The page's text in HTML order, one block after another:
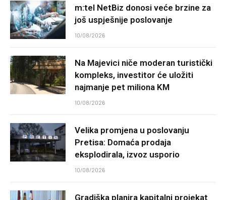
m:tel NetBiz donosi veće brzine za
još uspješnije poslovanje
10/08/2026
Na Majevici niče moderan turistički
kompleks, investitor će uložiti
najmanje pet miliona KM
10/08/2026
Velika promjena u poslovanju
Pretisa: Domaća prodaja
eksplodirala, izvoz usporio
10/08/2026
Gradiška planira kapitalni projekat